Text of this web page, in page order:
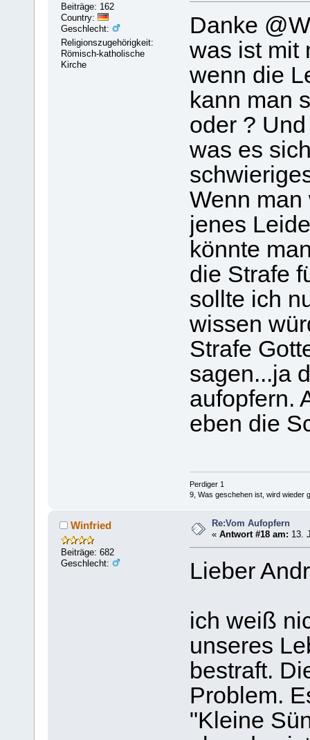
Beiträge: 162
Country:
Geschlecht:
Religionszugehörigkeit:
Römisch-katholische
Kirche
Danke
was ist mit
wenn die
kann man
oder ?
was es
Wenn
jenes
könnte
die Strafe
sollte ich
wissen
Strafe
sagen...ja
aufopfern.
eben die
Perdiger 1
9, Was geschehen ist, wird wieder
Winfried
Beiträge: 682
Geschlecht:
Re:Vom Aufopfern
«Antwort #18 am: 13.
Lieber
ich weiß
unseres
bestraft.
Problem.
"Kleine